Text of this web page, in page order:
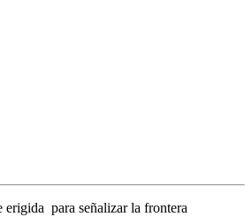
erigida para señalizar la frontera